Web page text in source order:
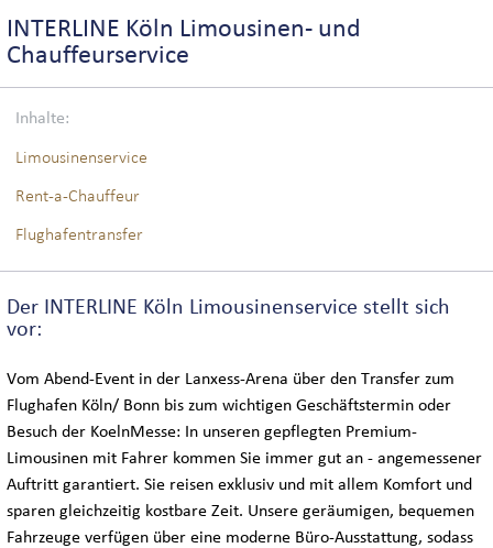
INTERLINE KÖLN VIP-BUSSERVICE
INTERLINE KÖLN EXECUTIVE-BUSSERVICE
WELTWEIT
MESSEN & KONGRESSE
SIGHTSEEING
INTERLINE Köln Limousinen- und
Chauffeurservice
Inhalte:
Limousinenservice
Rent-a-Chauffeur
Flughafentransfer
Der INTERLINE Köln Limousinenservice stellt sich
vor:
Vom Abend-Event in der Lanxess-Arena über den Transfer zum
Flughafen Köln/ Bonn bis zum wichtigen Geschäftstermin oder
Besuch der KoelnMesse: In unseren gepflegten Premium-
Limousinen mit Fahrer kommen Sie immer gut an - angemessener
Auftritt garantiert. Sie reisen exklusiv und mit allem Komfort und
sparen gleichzeitig kostbare Zeit. Unsere geräumigen, bequemen
Fahrzeuge verfügen über eine moderne Büro-Ausstattung, sodass